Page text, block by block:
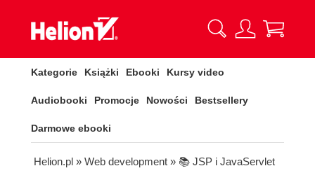
Kategorie Książki Ebooki Kursy video
Audiobooki Promocje Nowości Bestsellery
Darmowe ebooki
Helion.pl » Web development » 📚 JSP i JavaServlet